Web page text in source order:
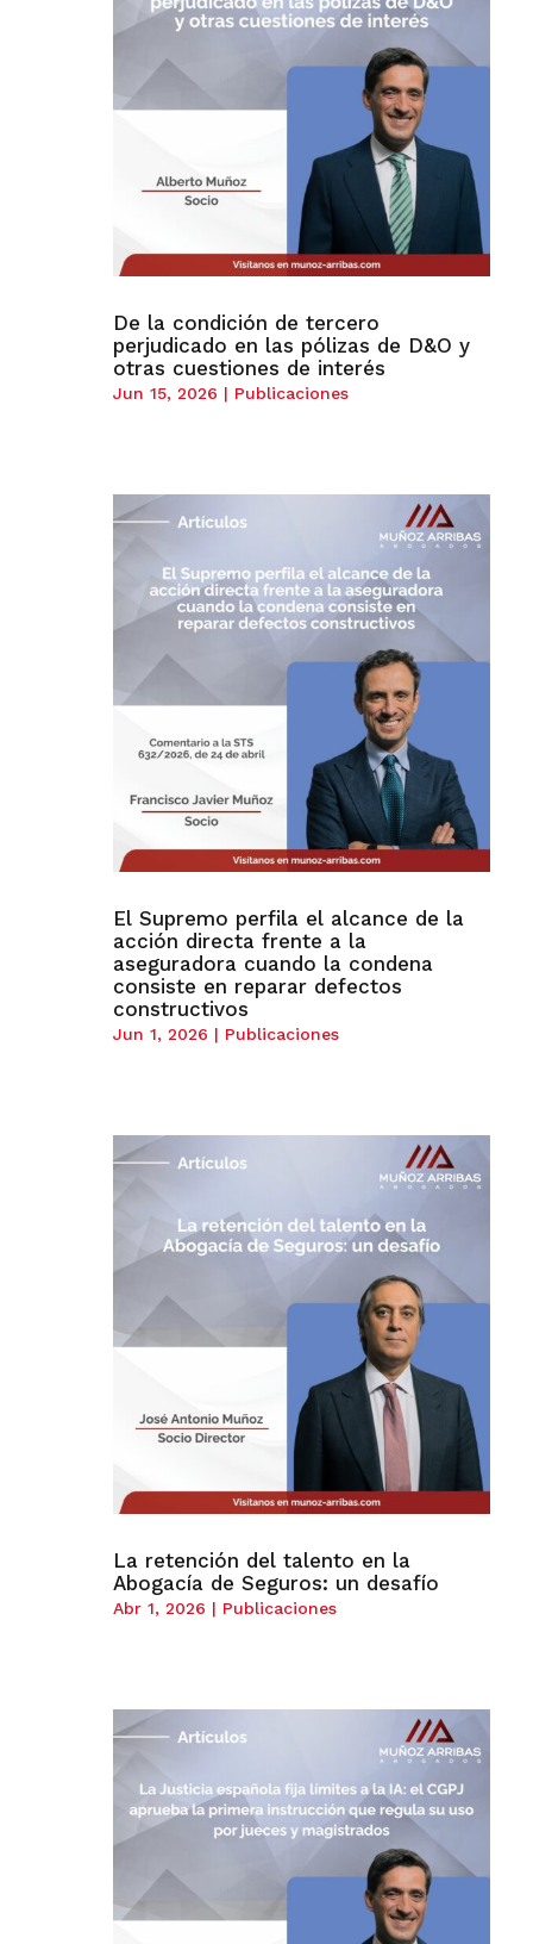
De la condición de tercero
perjudicado en las pólizas de D&O y
otras cuestiones de interés
Jun 15, 2026 | Publicaciones
El Supremo perfila el alcance de la
acción directa frente a la
aseguradora cuando la condena
consiste en reparar defectos
constructivos
Jun 1, 2026 | Publicaciones
La retención del talento en la
Abogacía de Seguros: un desafío
Abr 1, 2026 | Publicaciones